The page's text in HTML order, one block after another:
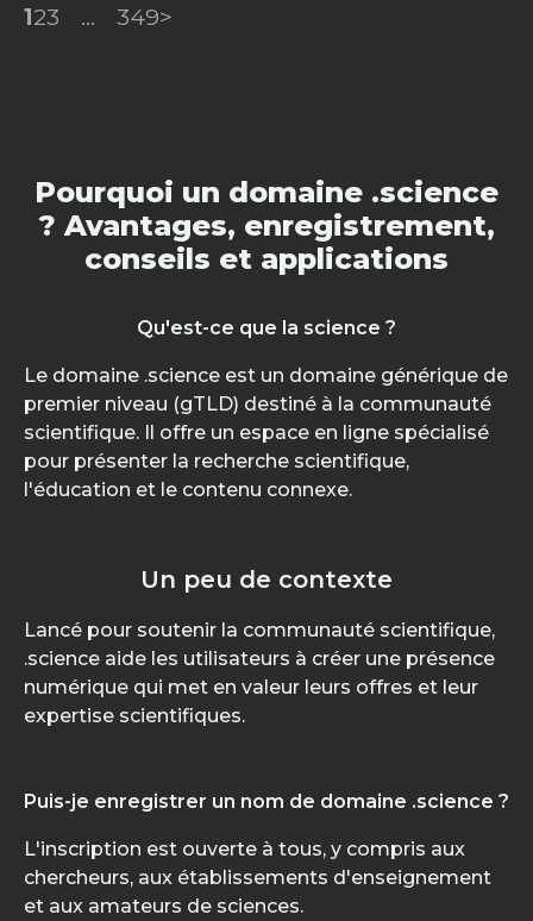
123 ... 349>
Pourquoi un domaine .science
? Avantages, enregistrement,
conseils et applications
Qu'est-ce que la science ?
Le domaine .science est un domaine générique de
premier niveau (gTLD) destiné à la communauté
scientifique. Il offre un espace en ligne spécialisé
pour présenter la recherche scientifique,
l'éducation et le contenu connexe.
Un peu de contexte
Lancé pour soutenir la communauté scientifique,
.science aide les utilisateurs à créer une présence
numérique qui met en valeur leurs offres et leur
expertise scientifiques.
Puis-je enregistrer un nom de domaine .science ?
L'inscription est ouverte à tous, y compris aux
chercheurs, aux établissements d'enseignement
et aux amateurs de sciences.